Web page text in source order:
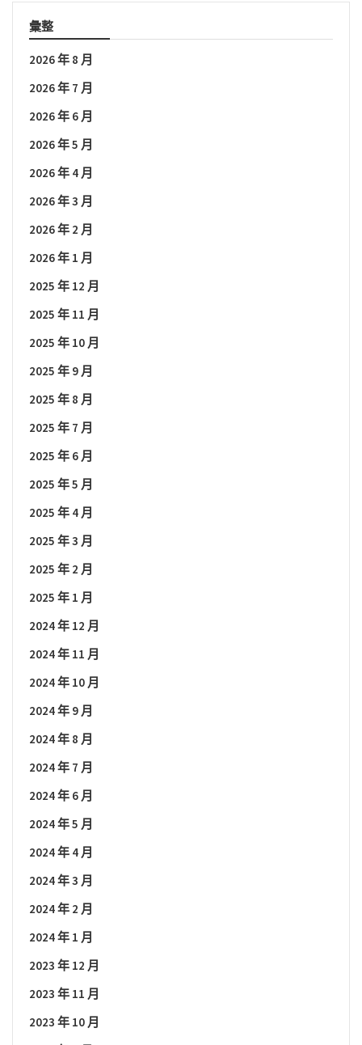
彙整
2026 年 8 月
2026 年 7 月
2026 年 6 月
2026 年 5 月
2026 年 4 月
2026 年 3 月
2026 年 2 月
2026 年 1 月
2025 年 12 月
2025 年 11 月
2025 年 10 月
2025 年 9 月
2025 年 8 月
2025 年 7 月
2025 年 6 月
2025 年 5 月
2025 年 4 月
2025 年 3 月
2025 年 2 月
2025 年 1 月
2024 年 12 月
2024 年 11 月
2024 年 10 月
2024 年 9 月
2024 年 8 月
2024 年 7 月
2024 年 6 月
2024 年 5 月
2024 年 4 月
2024 年 3 月
2024 年 2 月
2024 年 1 月
2023 年 12 月
2023 年 11 月
2023 年 10 月